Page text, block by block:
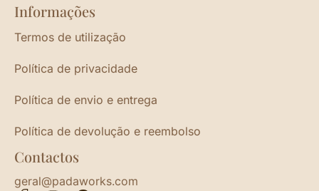
Informações
Termos de utilização
Política de privacidade
Política de envio e entrega
Política de devolução e reembolso
Contactos
geral@padaworks.com